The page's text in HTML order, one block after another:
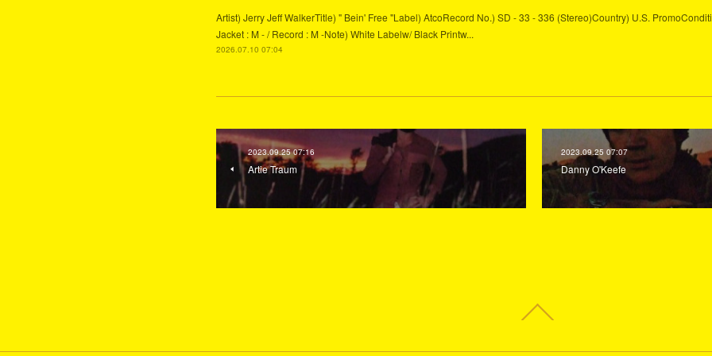
Artist) Jerry Jeff WalkerTitle) " Bein' Free "Label) AtcoRecord No.) SD - 33 - 336 (Stereo)Country) U.S.
Jacket : M - / Record : M -Note) White Labelw/ Black Printw...
2026.07.10 07:04
2023.09.25 07:16
Artie Traum
2023.09.25 07:07
Danny O'Keefe